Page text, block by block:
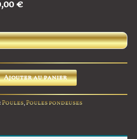
€
Ajouter au panier
Poules,Poules pondeuses